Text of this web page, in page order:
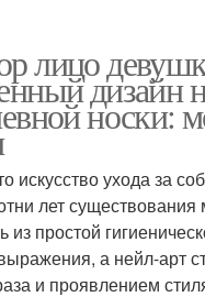
лицо
дизайн
носки:
искусство ухода за
лет
из простой
а нейл-арт
и проявлением